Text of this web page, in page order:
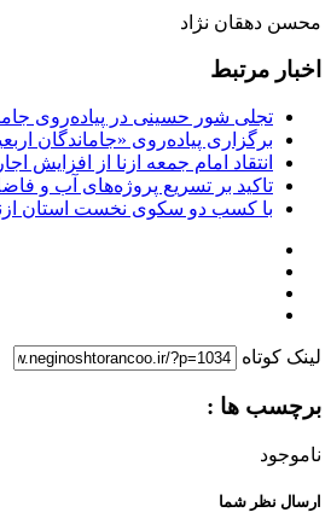
محسن دهقان نژاد
اخبار مرتبط
تجلی شور حسینی در پیاده‌روی
برگزاری پیاده‌روی «جاماندگان
انتقاد امام جمعه ازنا از افزایش
تاکید بر تسریع پروژه‌های آب و
با کسب دو سکوی نخست استان
لینک کوتاه
برچسب ها :
ناموجود
ارسال نظر شما